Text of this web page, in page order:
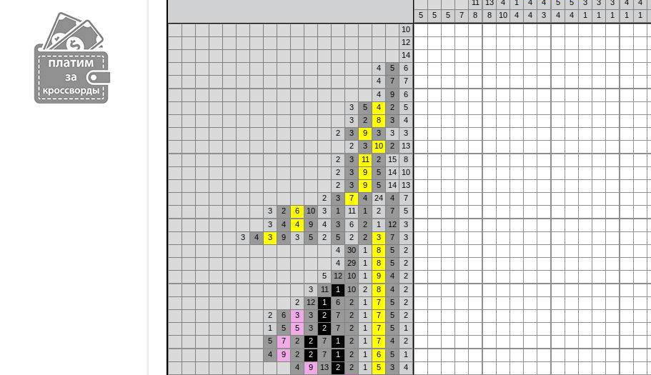
11
13 4 1 4 4 5 5 3 3 3 4 4
5
5 5 7 8 8 10 4 4 3 4 4 1 1 1 1 1
10
12
14
4
5
6
4
7
7
4
9
6
3
5 4 2
5
3
2 8 3
4
2
3 9 3 3
3
2
3 10 2
13
2
3 11 2 15
8
2
3 9 5 14
10
2
3 9 5 14
13
2
3 7 4 24 4
7
3
2 6 10 3 1 11 1 2 7
5
3
4 4 9 4 3 6 2 1 12
3
3
4 3 9 3 5 2 5 2 2 3 7
3
4
30 1 8 5
2
4
29 1 8 5
2
5
12 10 1 9 4
2
3
11 1 10 2 8 4
2
2
12 1 6 2 1 7 5
2
2
6 3 3 2 7 2 1 7 5
2
1
5 5 3 2 7 2 1 7 5
1
5
7 2 2 7 1 2 1 7 4
2
4
9 2 2 7 1 2 1 6 5
1
4
9 13 2 2 1 5 3
4